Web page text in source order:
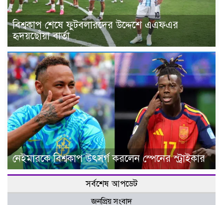
বিশ্বকাপ শেষে ফুটবলারদের উদ্দেশে এএফএর
হৃদয়ছোঁয়া বার্তা
নেইমারকে বিশ্বকাপ উৎসর্গ করলেন স্পেনের স্ট্রাইকার
সর্বশেষ আপডেট
জনপ্রিয় সংবাদ